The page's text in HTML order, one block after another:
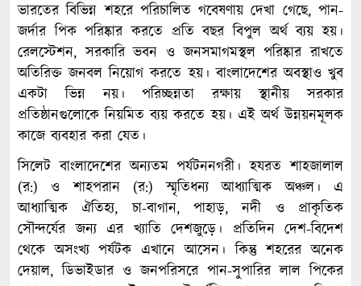
ভারতের বিভিন্ন শহরে পরিচালিত গবেষণায় দেখা গেছে, পান-
জর্দার পিক পরিষ্কার করতে প্রতি বছর বিপুল অর্থ ব্যয় হয়।
রেলস্টেশন, সরকারি ভবন ও জনসমাগমস্থল পরিষ্কার রাখতে
অতিরিক্ত জনবল নিয়োগ করতে হয়। বাংলাদেশের অবস্থাও খুব
একটা ভিন্ন নয়। পরিচ্ছন্নতা রক্ষায় স্থানীয় সরকার
প্রতিষ্ঠানগুলোকে নিয়মিত ব্যয় করতে হয়। এই অর্থ উন্নয়নমূলক
কাজে ব্যবহার করা যেত।
সিলেট বাংলাদেশের অন্যতম পর্যটননগরী। হযরত শাহজালাল
(র:) ও শাহপরান (র:) স্মৃতিধন্য আধ্যাত্মিক অঞ্চল। এ
আধ্যাত্মিক ঐতিহ্য, চা-বাগান, পাহাড়, নদী ও প্রাকৃতিক
সৌন্দর্যের জন্য এর খ্যাতি দেশজুড়ে। প্রতিদিন দেশ-বিদেশ
থেকে অসংখ্য পর্যটক এখানে আসেন। কিন্তু শহরের অনেক
দেয়াল, ডিভাইডার ও জনপরিসরে পান-সুপারির লাল পিকের